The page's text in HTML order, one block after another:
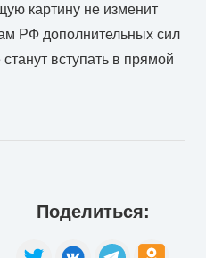
картину не изменит
РФ дополнительных сил
вступать в прямой
Поделиться: